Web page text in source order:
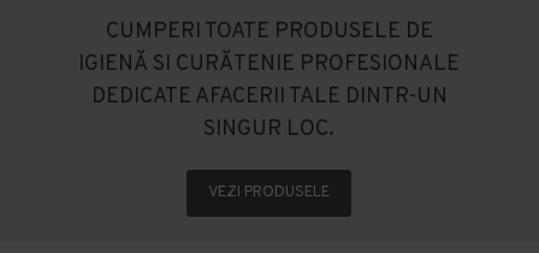
CUMPERI TOATE PRODUSELE DE
IGIENĂ SI CURĂTENIE PROFESIONALE
DEDICATE AFACERII TALE DINTR-UN
SINGUR LOC.
VEZI PRODUSELE